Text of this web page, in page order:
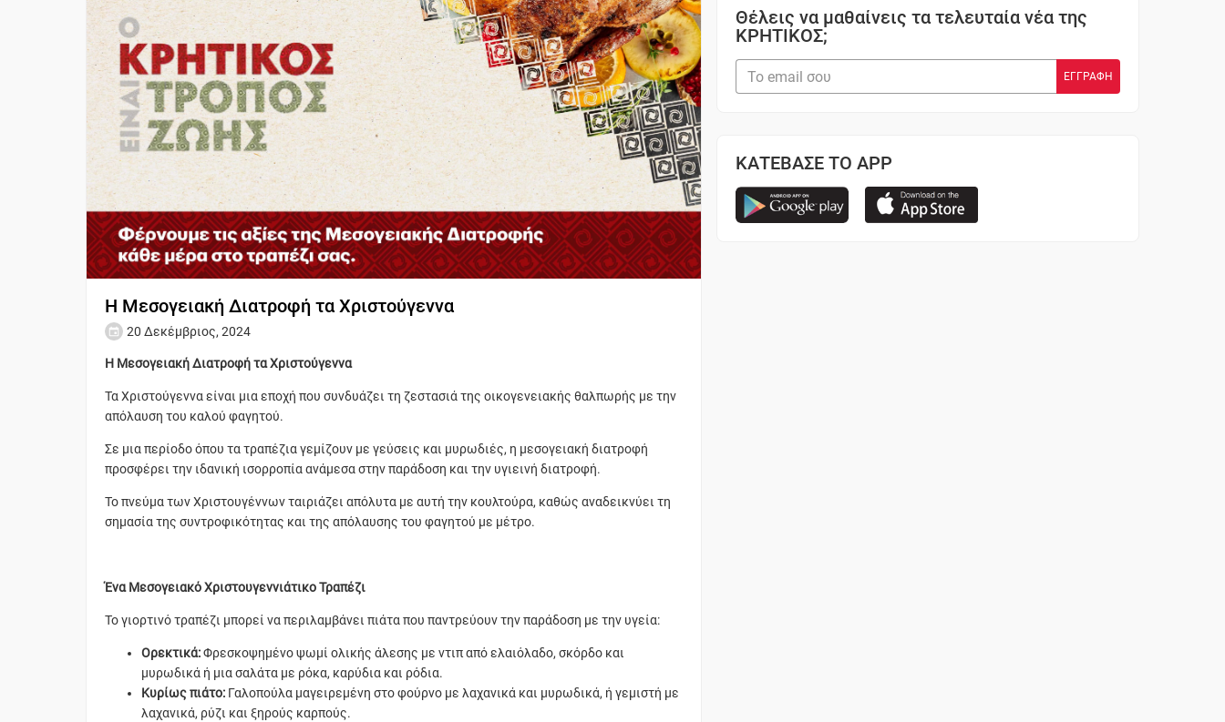
Η Μεσογειακή Διατροφή τα Χριστούγεννα
20 Δεκέμβριος, 2024
Η Μεσογειακή Διατροφή τα Χριστούγεννα
Τα Χριστούγεννα είναι μια εποχή που συνδυάζει τη ζεστασιά της οικογενειακής θαλπωρής με την
απόλαυση του καλού φαγητού.
Σε μια περίοδο όπου τα τραπέζια γεμίζουν με γεύσεις και μυρωδιές, η μεσογειακή διατροφή
προσφέρει την ιδανική ισορροπία ανάμεσα στην παράδοση και την υγιεινή διατροφή.
Το πνεύμα των Χριστουγέννων ταιριάζει απόλυτα με αυτή την κουλτούρα, καθώς αναδεικνύει τη
σημασία της συντροφικότητας και της απόλαυσης του φαγητού με μέτρο.
Ένα Μεσογειακό Χριστουγεννιάτικο Τραπέζι
Το γιορτινό τραπέζι μπορεί να περιλαμβάνει πιάτα που παντρεύουν την παράδοση με την υγεία:
Ορεκτικά:Φρεσκοψημένο ψωμί ολικής άλεσης με ντιπ από ελαιόλαδο, σκόρδο και
μυρωδικά ή μια σαλάτα με ρόκα, καρύδια και ρόδια.
Κυρίως πιάτο: Γαλοπούλα μαγειρεμένη στο φούρνο με λαχανικά και μυρωδικά, ή γεμιστή με
λαχανικά, ρύζι και ξηρούς καρπούς.
Θέλεις να μαθαίνεις τα τελευταία νέα της
ΚΡΗΤΙΚΟΣ;
ΚΑΤΕΒΑΣΕ ΤΟ APP